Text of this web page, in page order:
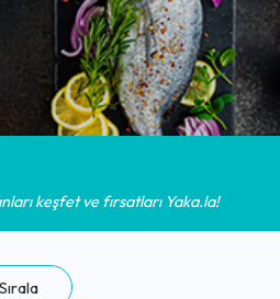
keşfet ve fırsatları Yaka.la!
Sırala